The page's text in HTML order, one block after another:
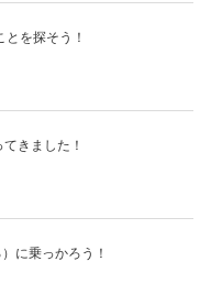
とを探そう！
きました！
に乗っかろう！